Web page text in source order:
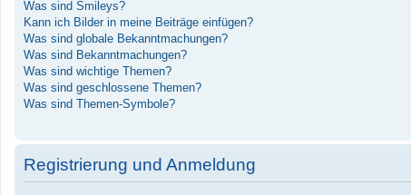
Was sind Smileys?
Kann ich Bilder in meine Beiträge einfügen?
Was sind globale Bekanntmachungen?
Was sind Bekanntmachungen?
Was sind wichtige Themen?
Was sind geschlossene Themen?
Was sind Themen-Symbole?
Registrierung und Anmeldung